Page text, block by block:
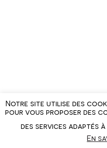
Notre site utilise des
pour vous proposer des
des services adaptés
En